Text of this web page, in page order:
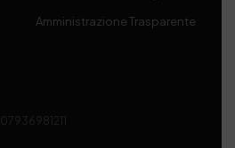
Amministrazione Trasparente
07936981211